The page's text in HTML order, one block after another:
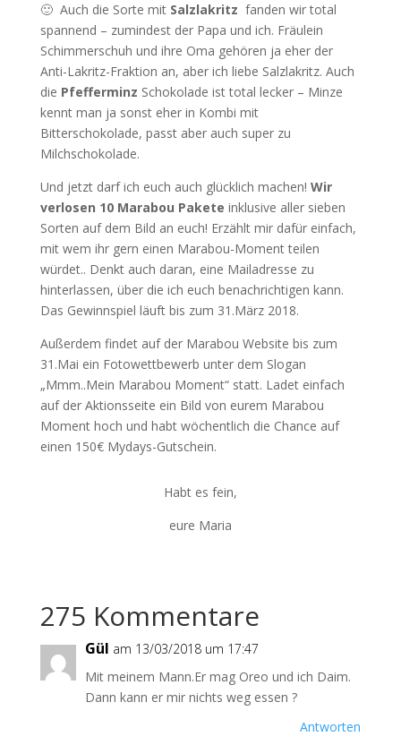
🙂 Auch die Sorte mitSalzlakritz fanden wir total
spannend – zumindest der Papa und ich. Fräulein
Schimmerschuh und ihre Oma gehören ja eher der
Anti-Lakritz-Fraktion an, aber ich liebe Salzlakritz. Auch
die Pfefferminz Schokolade ist total lecker – Minze
kennt man ja sonst eher in Kombi mit
Bitterschokolade, passt aber auch super zu
Milchschokolade.
Und jetzt darf ich euch auch glücklich machen! Wir
verlosen 10 Marabou Pakete inklusive aller sieben
Sorten auf dem Bild an euch! Erzählt mir dafür einfach,
mit wem ihr gern einen Marabou-Moment teilen
würdet.. Denkt auch daran, eine Mailadresse zu
hinterlassen, über die ich euch benachrichtigen kann.
Das Gewinnspiel läuft bis zum 31.März 2018.
Außerdem findet auf der Marabou Website bis zum
31.Mai ein Fotowettbewerb unter dem Slogan
„Mmm..Mein Marabou Moment“ statt. Ladet einfach
auf der Aktionsseite ein Bild von eurem Marabou
Moment hoch und habt wöchentlich die Chance auf
einen 150€ Mydays-Gutschein.
Habt es fein,
eure Maria
275 Kommentare
Gül am 13/03/2018 um 17:47
Mit meinem Mann.Er mag Oreo und ich Daim.
Dann kann er mir nichts weg essen ?
Antworten